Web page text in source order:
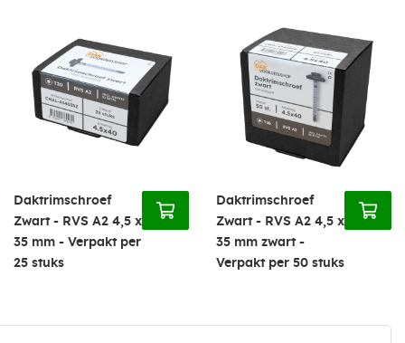
Daktrimschroef
Zwart - RVS A2 4,5 x
35 mm - Verpakt per
25 stuks
Daktrimschroef
Zwart - RVS A2 4,5 x
35 mm zwart -
Verpakt per 50 stuks